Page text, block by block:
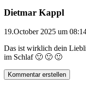
Dietmar Kappl
19.October 2025 um
Das ist wirklich dein
im Schlaf 🙂 🙂 🙂
Kommentar erstellen